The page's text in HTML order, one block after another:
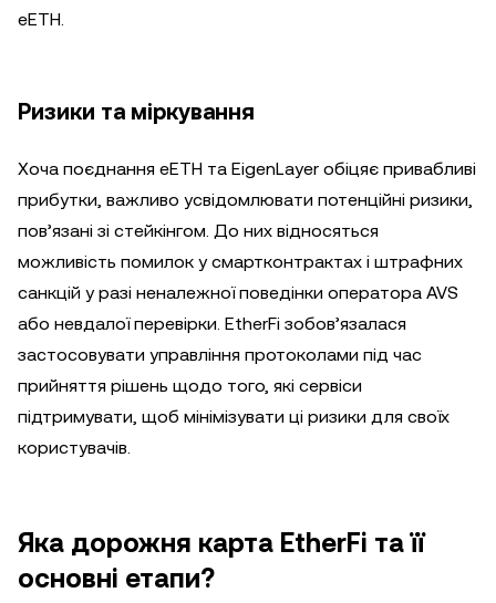
eETH.
Ризики та міркування
Хоча поєднання eETH та EigenLayer обіцяє привабливі
прибутки, важливо усвідомлювати потенційні ризики,
пов’язані зі стейкінгом. До них відносяться
можливість помилок у смартконтрактах і штрафних
санкцій у разі неналежної поведінки оператора AVS
або невдалої перевірки. EtherFi зобов’язалася
застосовувати управління протоколами під час
прийняття рішень щодо того, які сервіси
підтримувати, щоб мінімізувати ці ризики для своїх
користувачів.
Яка дорожня карта EtherFi та її
основні етапи?